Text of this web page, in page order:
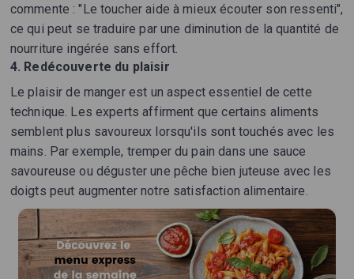
commente : "Le toucher aide à mieux écouter son ressenti",
ce qui peut se traduire par une diminution de la quantité de
nourriture ingérée sans effort.
4. Redécouverte du plaisir
Le plaisir de manger est un aspect essentiel de cette
technique. Les experts affirment que certains aliments
semblent plus savoureux lorsqu'ils sont touchés avec les
mains. Par exemple, tremper du pain dans une sauce
savoureuse ou déguster une pêche bien juteuse avec les
doigts peut augmenter notre satisfaction alimentaire.